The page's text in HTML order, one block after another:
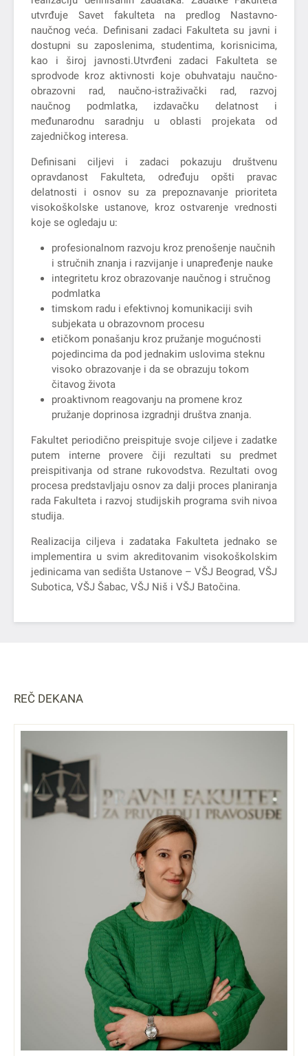
utvrđuje Savet fakulteta na predlog Nastavno-
naučnog veća. Definisani zadaci Fakulteta su javni i
dostupni su zaposlenima, studentima, korisnicima,
kao i široj javnosti.Utvrđeni zadaci Fakulteta se
sprodvode kroz aktivnosti koje obuhvataju naučno-
obrazovni rad, naučno-istraživački rad, razvoj
naučnog podmlatka, izdavačku delatnost i
međunarodnu saradnju u oblasti projekata od
zajedničkog interesa.
Definisani ciljevi i zadaci pokazuju društvenu
opravdanost Fakulteta, određuju opšti pravac
delatnosti i osnov su za prepoznavanje prioriteta
visokoškolske ustanove, kroz ostvarenje vrednosti
koje se ogledaju u:
profesionalnom razvoju kroz prenošenje naučnih
i stručnih znanja i razvijanje i unapređenje nauke
integritetu kroz obrazovanje naučnog i stručnog
podmlatka
timskom radu i efektivnoj komunikaciji svih
subjekata u obrazovnom procesu
etičkom ponašanju kroz pružanje mogućnosti
pojedincima da pod jednakim uslovima steknu
visoko obrazovanje i da se obrazuju tokom
čitavog života
proaktivnom reagovanju na promene kroz
pružanje doprinosa izgradnji društva znanja.
Fakultet periodično preispituje svoje ciljeve i zadatke
putem interne provere čiji rezultati su predmet
preispitivanja od strane rukovodstva. Rezultati ovog
procesa predstavljaju osnov za dalji proces planiranja
rada Fakulteta i razvoj studijskih programa svih nivoa
studija.
Realizacija ciljeva i zadataka Fakulteta jednako se
implementira u svim akreditovanim visokoškolskim
jedinicama van sedišta Ustanove – VŠJ Beograd, VŠJ
Subotica, VŠJ Šabac, VŠJ Niš i VŠJ Batočina.
REČ DEKANA